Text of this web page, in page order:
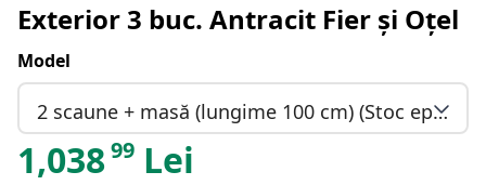
Exterior 3 buc. Antracit Fier și Oțel
Model
2 scaune + masă (lungime 100 cm) (Stoc epuizat)
1,03899 Lei